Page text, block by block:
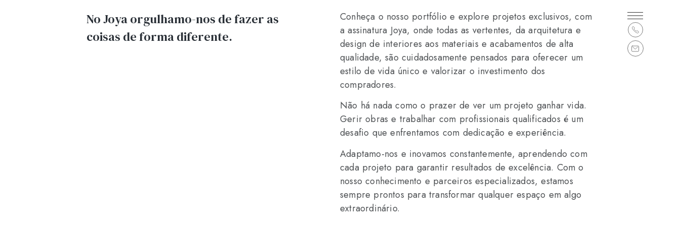
No Joya orgulhamo-nos de fazer as
coisas de forma diferente.
Conheça o nosso portfólio e explore projetos exclusivos, com
a assinatura Joya, onde todas as vertentes, da arquitetura e
design de interiores aos materiais e acabamentos de alta
qualidade, são cuidadosamente pensados para oferecer um
estilo de vida único e valorizar o investimento dos
compradores.
Não há nada como o prazer de ver um projeto ganhar vida.
Gerir obras e trabalhar com profissionais qualificados é um
desafio que enfrentamos com dedicação e experiência.
Adaptamo-nos e inovamos constantemente, aprendendo com
cada projeto para garantir resultados de excelência. Com o
nosso conhecimento e parceiros especializados, estamos
sempre prontos para transformar qualquer espaço em algo
extraordinário.